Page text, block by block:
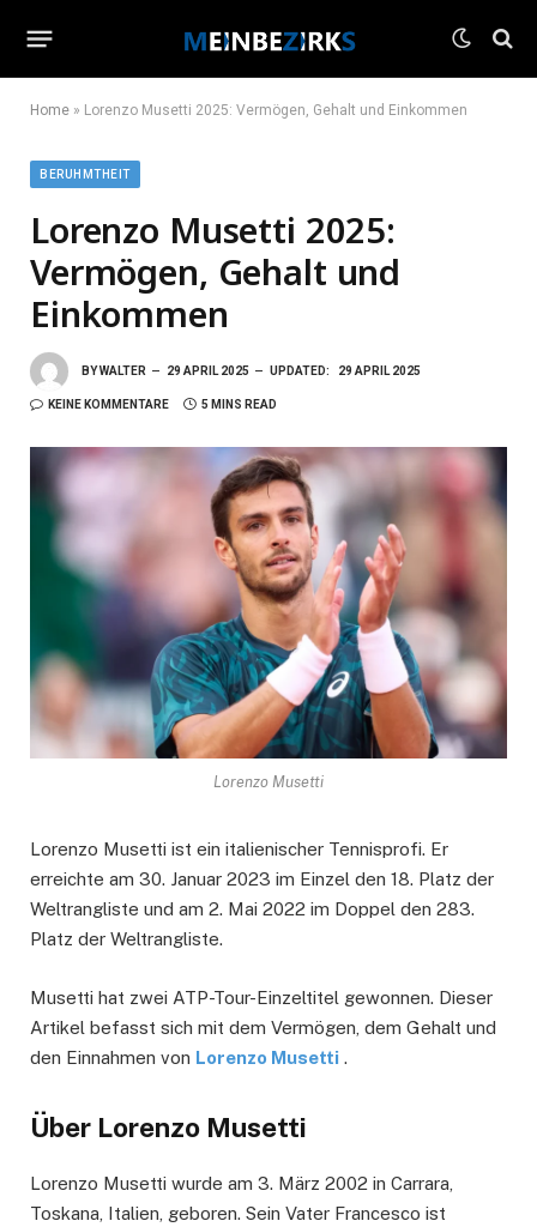
Home » Lorenzo Musetti 2025: Vermögen, Gehalt und Einkommen
BERUHMTHEIT
Lorenzo Musetti 2025:
Vermögen, Gehalt und
Einkommen
BYWALTER 29 APRIL 2025 UPDATED: 29 APRIL 2025
KEINE KOMMENTARE 5 MINS READ
Lorenzo Musetti
Lorenzo Musetti ist ein italienischer Tennisprofi. Er
erreichte am 30. Januar 2023 im Einzel den 18. Platz der
Weltrangliste und am 2. Mai 2022 im Doppel den 283.
Platz der Weltrangliste.
Musetti hat zwei ATP-Tour-Einzeltitel gewonnen. Dieser
Artikel befasst sich mit dem Vermögen, dem Gehalt und
den Einnahmen von Lorenzo Musetti .
Über Lorenzo Musetti
Lorenzo Musetti wurde am 3. März 2002 in Carrara,
Toskana, Italien, geboren. Sein Vater Francesco ist